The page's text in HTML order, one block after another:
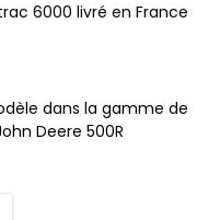
6000 livré en France
dans la gamme de
Deere 500R